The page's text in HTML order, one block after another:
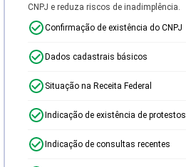
CNPJ e reduza riscos de inadimplência.
Confirmação de existência do CNPJ
Dados cadastrais básicos
Situação na Receita Federal
Indicação de existência de protestos
Indicação de consultas recentes